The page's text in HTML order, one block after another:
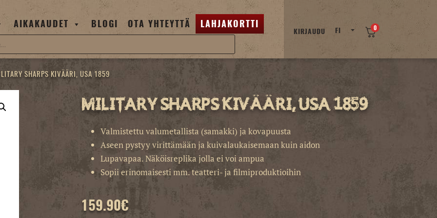
AIKAKAUDET BLOGI OTA YHTEYTTÄ LAHJAKORTTI
KIRJAUDU FI 0
SHARPS KIVÄÄRI, USA 1859
Military Sharps kivääri, USA 1859
Valmistettu valumetallista (samakki) ja kovapuusta
Aseen pystyy virittämään ja kuivalaukaisemaan kuin aidon
Lupavapaa. Näköisreplika jolla ei voi ampua
Sopii erinomaisesti mm. teatteri- ja filmiproduktioihin
159.90€